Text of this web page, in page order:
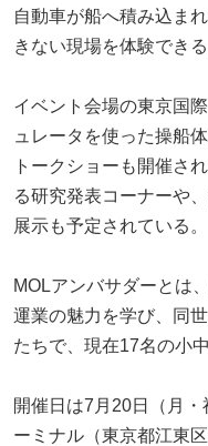
自動車が船へ積み込ま
きない現場を体験でき
イベント会場の東京国
ュレータを使った操船
トークショーも開催さ
る研究発表コーナーや
展示も予定されている。
MOLアンバサダーとは
運業の魅力を学び、同
たちで、現在17名の小
開催日は7月20日（月
ーミナル（東京都江東